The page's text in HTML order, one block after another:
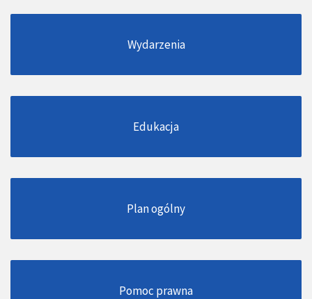
Wydarzenia
Edukacja
Plan ogólny
Pomoc prawna